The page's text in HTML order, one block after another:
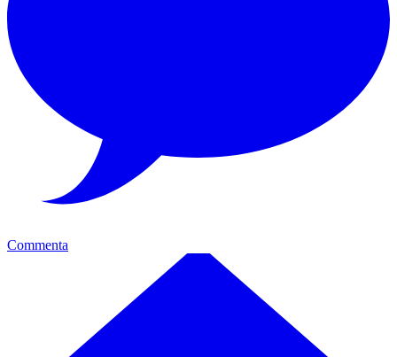
Commenta